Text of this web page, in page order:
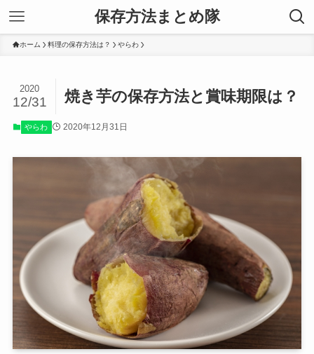
保存方法まとめ隊
ホーム 料理の保存方法は？ やらわ
焼き芋の保存方法と賞味期限は？
2020
12/31
やらわ 2020年12月31日